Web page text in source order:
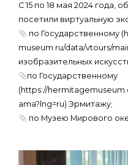
С 15 по 18 мая 2024
посетили виртуальную
по Государственному
museum.ru/data/vtours/
изобразительных
по Государственному
(https://
ama?lng=ru) Эрмитажу;
по Музею Мирового